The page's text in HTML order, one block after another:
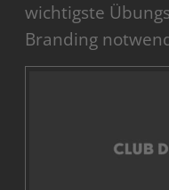
wichtigste
Branding